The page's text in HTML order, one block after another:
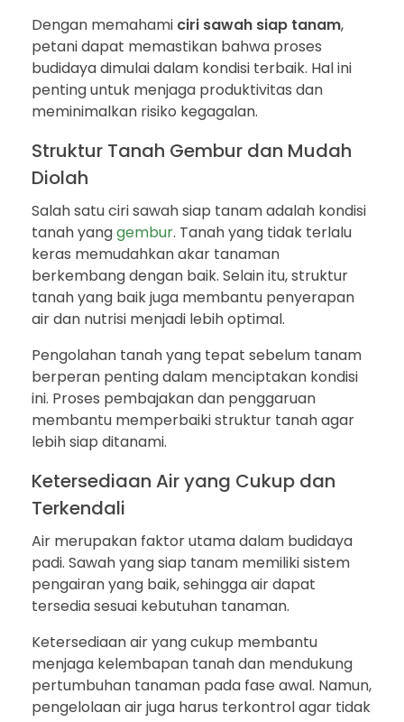
Dengan memahami ciri sawah siap tanam,
petani dapat memastikan bahwa proses
budidaya dimulai dalam kondisi terbaik. Hal ini
penting untuk menjaga produktivitas dan
meminimalkan risiko kegagalan.
Struktur Tanah Gembur dan Mudah
Diolah
Salah satu ciri sawah siap tanam adalah kondisi
tanah yanggembur. Tanah yang tidak terlalu
keras memudahkan akar tanaman
berkembang dengan baik. Selain itu, struktur
tanah yang baik juga membantu penyerapan
air dan nutrisi menjadi lebih optimal.
Pengolahan tanah yang tepat sebelum tanam
berperan penting dalam menciptakan kondisi
ini. Proses pembajakan dan penggaruan
membantu memperbaiki struktur tanah agar
lebih siap ditanami.
Ketersediaan Air yang Cukup dan
Terkendali
Air merupakan faktor utama dalam budidaya
padi. Sawah yang siap tanam memiliki sistem
pengairan yang baik, sehingga air dapat
tersedia sesuai kebutuhan tanaman.
Ketersediaan air yang cukup membantu
menjaga kelembapan tanah dan mendukung
pertumbuhan tanaman pada fase awal. Namun,
pengelolaan air juga harus terkontrol agar tidak